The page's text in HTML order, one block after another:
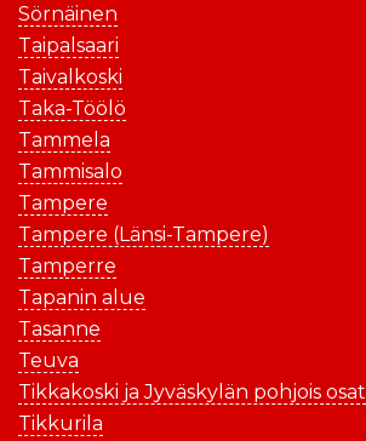
Sörnäinen
Taipalsaari
Taivalkoski
Taka-Töölö
Tammela
Tammisalo
Tampere
Tampere (Länsi-Tampere)
Tamperre
Tapanin alue
Tasanne
Teuva
Tikkakoski ja Jyväskylän pohjois osat
Tikkurila